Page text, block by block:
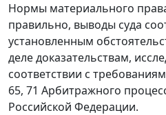
Нормы материального
правильно, выводы суда
установленным
деле доказательствам,
соответствии с
65, 71 Арбитражного
Российской Федерации.